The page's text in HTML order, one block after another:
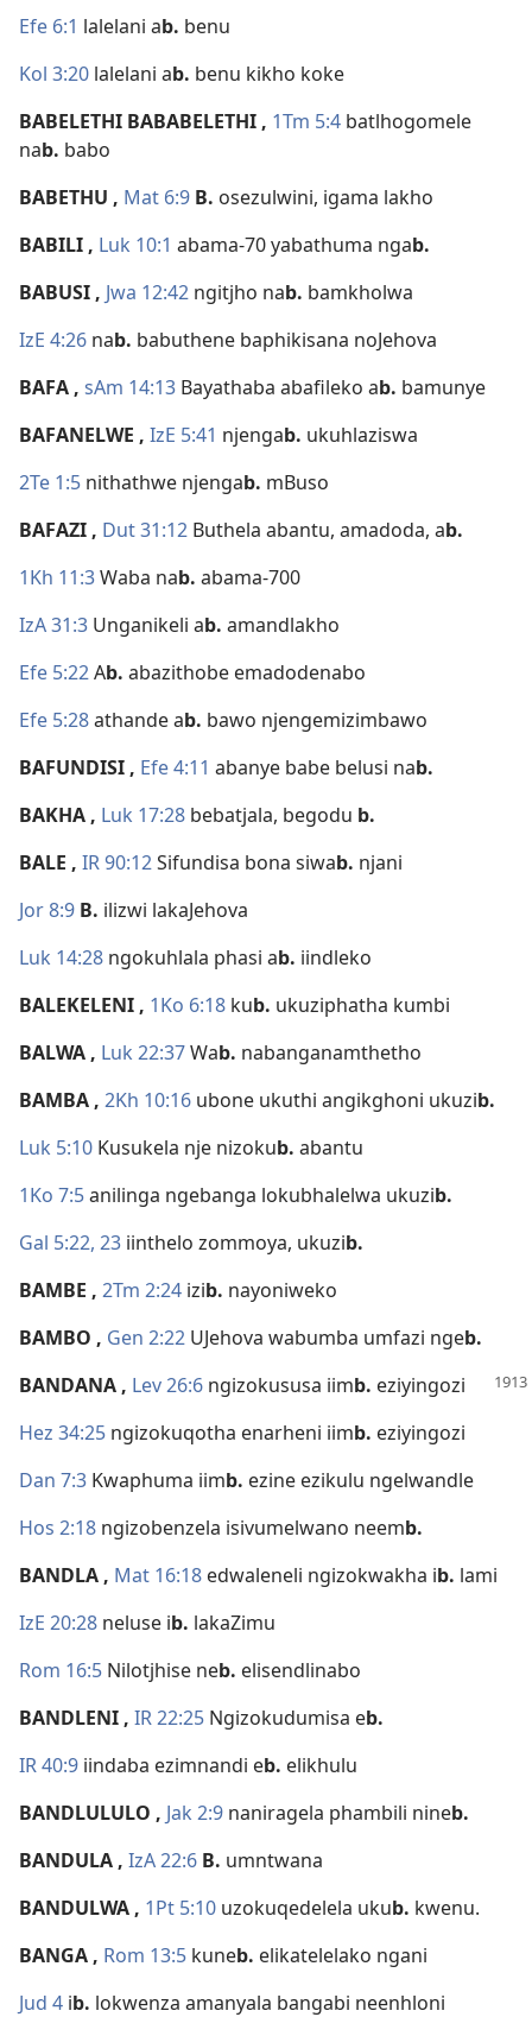
Efe 6:1 lalelani ab. benu
Kol 3:20 lalelani ab. benu kikho koke
BABELETHI BABABELETHI, 1Tm 5:4 batlhogomele
nab. babo
BABETHU , Mat 6:9 B. osezulwini, igama lakho
BABILI, Luk 10:1 abama-70 yabathuma ngab.
BABUSI, Jwa 12:42 ngitjho nab. bamkholwa
IzE 4:26 nab. babuthene baphikisana noJehova
BAFA, sAm 14:13 Bayathaba abafileko ab. bamunye
BAFANELWE , IzE 5:41 njengab. ukuhlaziswa
2Te 1:5 nithathwe njengab. mBuso
BAFAZI, Dut 31:12 Buthela abantu, amadoda, ab.
1Kh 11:3Waba nab. abama-700
IzA 31:3 Unganikeli ab. amandlakho
Efe 5:22Ab. abazithobe emadodenabo
Efe 5:28athande ab. bawo njengemizimbawo
BAFUNDISI, Efe 4:11 abanye babe belusi nab.
BAKHA, Luk 17:28 bebatjala, begodu b.
BALE , IR 90:12Sifundisa bona siwab. njani
Jor 8:9 B. ilizwi lakaJehova
Luk 14:28 ngokuhlala phasi ab. iindleko
BALEKELENI, 1Ko 6:18 kub. ukuziphatha kumbi
BALWA, Luk 22:37Wab. nabanganamthetho
BAMBA, 2Kh 10:16 ubone ukuthi angikghoni ukuzib.
Luk 5:10 Kusukela nje nizokub. abantu
1Ko 7:5anilinga ngebanga lokubhalelwa ukuzib.
Gal 5:22, 23 iinthelo zommoya, ukuzib.
BAMBE , 2Tm 2:24 izib. nayoniweko
BAMBO , Gen 2:22 UJehova wabumba umfazi ngeb.
BANDANA, Lev 26:6 ngizokususa iimb. eziyingozi
Hez 34:25 ngizokuqotha enarheni iimb. eziyingozi
Dan 7:3 Kwaphuma iimb. ezine ezikulu ngelwandle
Hos 2:18 ngizobenzela isivumelwano neemb.
BANDLA, Mat 16:18 edwaleneli ngizokwakha ib. lami
IzE 20:28 neluse ib. lakaZimu
Rom 16:5 Nilotjhise neb. elisendlinabo
BANDLENI, IR 22:25 Ngizokudumisa eb.
IR 40:9 iindaba ezimnandi eb. elikhulu
BANDLULULO , Jak 2:9 naniragela phambili nineb.
BANDULA, IzA 22:6 B. umntwana
BANDULWA, 1Pt 5:10 uzokuqedelela ukub. kwenu.
BANGA, Rom 13:5 kuneb. elikatelelako ngani
Jud 4 ib. lokwenza amanyala bangabi neenhloni